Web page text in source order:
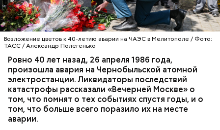
Возложение цветов к 40-летию аварии на ЧАЭС в Мелитополе / Фото:
ТАСС / Александр Полегенько
Ровно 40 лет назад, 26 апреля 1986 года,
произошла авария на Чернобыльской атомной
электростанции. Ликвидаторы последствий
катастрофы рассказали «Вечерней Москве» о
том, что помнят о тех событиях спустя годы, и о
том, что больше всего поразило их на месте
аварии.
Как рассказывает Житие, преподобный родился в
Как гласит предание, совершая паломничество в
Иерусалим, Николай Чудотворец по просьбе
отчаявшихся путников молитвой успокоил
разбушевавшееся море.